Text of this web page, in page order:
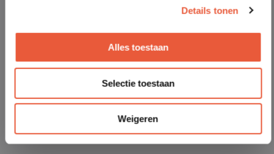
Details tonen
Alles toestaan
Selectie toestaan
Weigeren